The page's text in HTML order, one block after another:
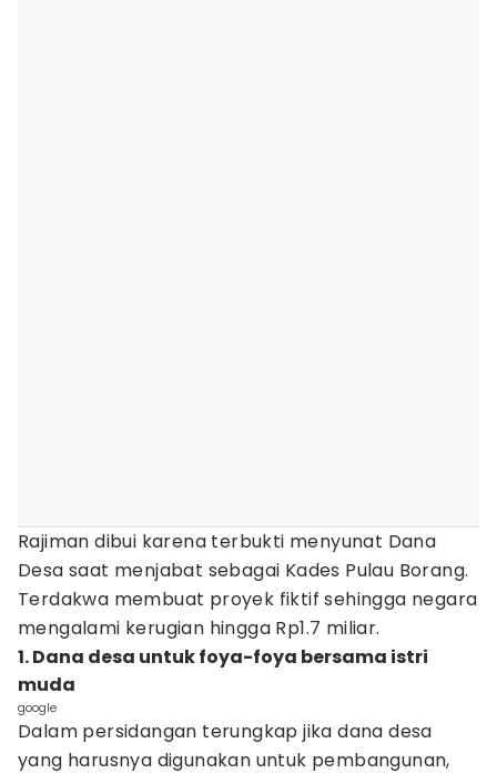
Rajiman dibui karena terbukti menyunat Dana
Desa saat menjabat sebagai Kades Pulau Borang.
Terdakwa membuat proyek fiktif sehingga negara
mengalami kerugian hingga Rp1.7 miliar.
1. Dana desa untuk foya-foya bersama istri
muda
google
Dalam persidangan terungkap jika dana desa
yang harusnya digunakan untuk pembangunan,